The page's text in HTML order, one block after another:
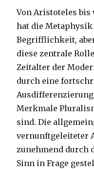
Von Aristoteles
hat die
Begrifflichkeit,
diese zentrale
Zeitalter der
durch eine
Merkmale
sind. Die
vernunftgeleiteter
zunehmend durch
Sinn in Frage